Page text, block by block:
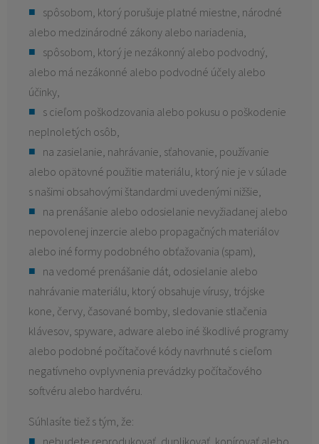
spôsobom, ktorý porušuje platné miestne, národné
alebo medzinárodné zákony alebo nariadenia,
spôsobom, ktorý je nezákonný alebo podvodný,
alebo má nezákonné alebo podvodné účely alebo
účinky,
s cieľom poškodzovania alebo pokusu o poškodenie
neplnoletých osôb,
na zasielanie, nahrávanie, sťahovanie, používanie
alebo opätovné použitie materiálu, ktorý nie je v súlade
s našimi obsahovými štandardmi uvedenými nižšie,
na prenášanie alebo odosielanie nevyžiadanej alebo
nepovolenej inzercie alebo propagačných materiálov
alebo iné formy podobného obťažovania (spam),
na vedomé prenášanie dát, odosielanie alebo
nahrávanie materiálu, ktorý obsahuje vírusy, trójske
kone, červy, časované bomby, sledovanie stlačenia
klávesov, spyware, adware alebo iné škodlivé programy
alebo podobné počítačové kódy navrhnuté s cieľom
negatívneho ovplyvnenia prevádzky počítačového
softvéru alebo hardvéru.
Súhlasíte tiež s tým, že:
nebudete reprodukovať, duplikovať, kopírovať alebo